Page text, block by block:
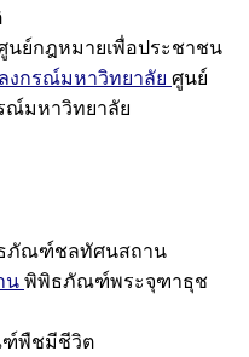
นย์กฎหมายเพื่อประชาชน
งกรณ์มหาวิทยาลัย ศูนย์
ณ์มหาวิทยาลัย
ภัณฑ์ชลทัศนสถาน
น พิพิธภัณฑ์พระจุฑาธุช
พืชมีชีวิต